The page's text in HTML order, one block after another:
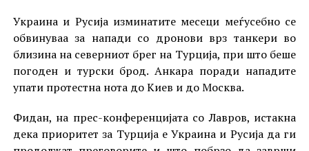
Украина и Русија изминатите месеци меѓусебно се
обвинуваа за напади со дронови врз танкери во
близина на северниот брег на Турција, при што беше
погоден и турски брод. Анкара поради нападите
упати протестна нота до Киев и до Москва.
Фидан, на прес-конференцијата со Лавров, истакна
дека приоритет за Турција е Украина и Русија да ги